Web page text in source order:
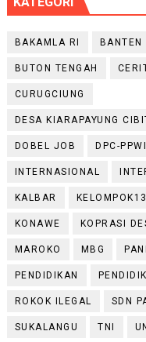
BAKAMLA RI BANTEN
BUTON TENGAH
CURUGCIUNG
DESA KIARAPAYUNG
DOBEL JOB DPC-
INTERNASIONAL
KALBAR KELOMPOK13
KONAWE KOPRASI
MAROKO MBG
PENDIDIKAN
ROKOK ILEGAL SDN
SUKALANGU TNI